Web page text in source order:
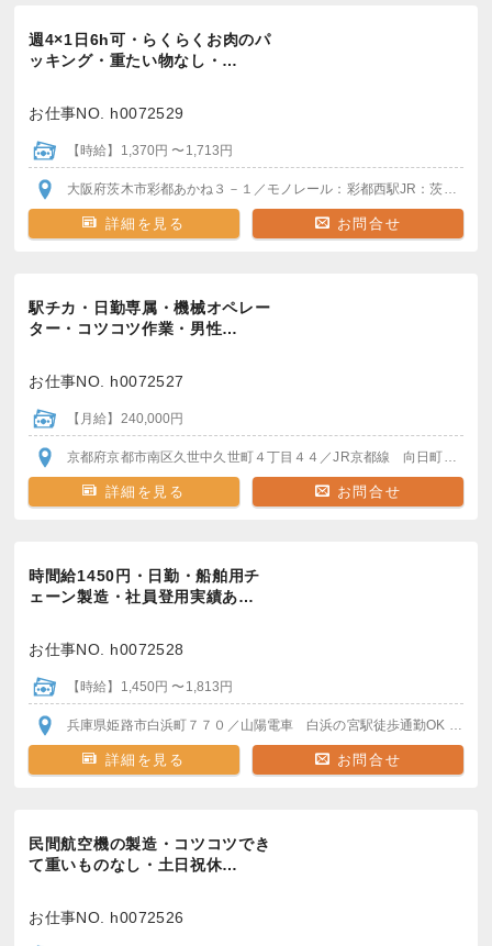
週4×1日6h可・らくらくお肉のパ
ッキング・重たい物なし・…
お仕事NO. h0072529
【時給】1,370円 〜1,713円
大阪府茨木市彩都あかね３－１ ／モノレール：彩都西駅JR：茨木駅
詳細を見る お問合せ
駅チカ・日勤専属・機械オペレー
ター・コツコツ作業・男性…
お仕事NO. h0072527
【月給】240,000円
京都府京都市南区久世中久世町４丁目４４ ／JR京都線 向日町駅/桂川駅
詳細を見る お問合せ
時間給1450円・日勤・船舶用チ
ェーン製造・社員登用実績あ…
お仕事NO. h0072528
【時給】1,450円 〜1,813円
兵庫県姫路市白浜町７７０ ／山陽電車 白浜の宮駅徒歩通勤OK
詳細を見る お問合せ
民間航空機の製造・コツコツでき
て重いものなし・土日祝休…
お仕事NO. h0072526